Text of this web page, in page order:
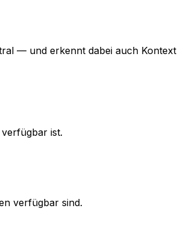
— und erkennt dabei auch Kontext
ist.
verfügbar sind.